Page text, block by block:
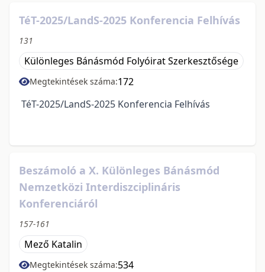
TéT-2025/LandS-2025 Konferencia Felhívás
131
Különleges Bánásmód Folyóirat Szerkesztősége
Megtekintések száma:172
TéT-2025/LandS-2025 Konferencia Felhívás
Beszámoló a X. Különleges Bánásmód
Nemzetközi Interdiszciplináris
Konferenciáról
157-161
Mező Katalin
Megtekintések száma:534